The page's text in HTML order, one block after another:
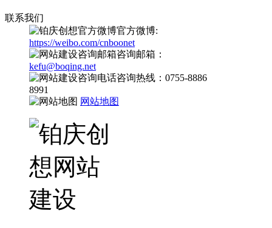
联系我们
官方微博:
https://weibo.com/cnboonet
咨询邮箱：
kefu@boqing.net
咨询热线：0755-8886
8991
网站地图